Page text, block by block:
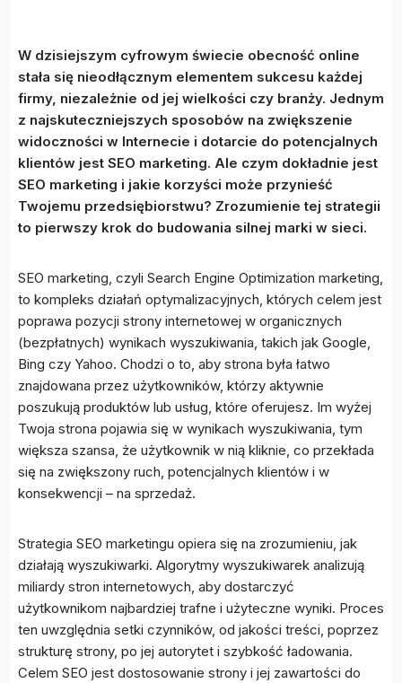
W dzisiejszym cyfrowym świecie obecność online
stała się nieodłącznym elementem sukcesu każdej
firmy, niezależnie od jej wielkości czy branży. Jednym
z najskuteczniejszych sposobów na zwiększenie
widoczności w Internecie i dotarcie do potencjalnych
klientów jest SEO marketing. Ale czym dokładnie jest
SEO marketing i jakie korzyści może przynieść
Twojemu przedsiębiorstwu? Zrozumienie tej strategii
to pierwszy krok do budowania silnej marki w sieci.
SEO marketing, czyli Search Engine Optimization marketing,
to kompleks działań optymalizacyjnych, których celem jest
poprawa pozycji strony internetowej w organicznych
(bezpłatnych) wynikach wyszukiwania, takich jak Google,
Bing czy Yahoo. Chodzi o to, aby strona była łatwo
znajdowana przez użytkowników, którzy aktywnie
poszukują produktów lub usług, które oferujesz. Im wyżej
Twoja strona pojawia się w wynikach wyszukiwania, tym
większa szansa, że użytkownik w nią kliknie, co przekłada
się na zwiększony ruch, potencjalnych klientów i w
konsekwencji – na sprzedaż.
Strategia SEO marketingu opiera się na zrozumieniu, jak
działają wyszukiwarki. Algorytmy wyszukiwarek analizują
miliardy stron internetowych, aby dostarczyć
użytkownikom najbardziej trafne i użyteczne wyniki. Proces
ten uwzględnia setki czynników, od jakości treści, poprzez
strukturę strony, po jej autorytet i szybkość ładowania.
Celem SEO jest dostosowanie strony i jej zawartości do